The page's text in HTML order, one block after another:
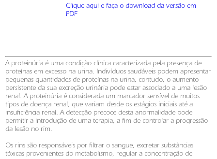
Clique aqui e faça o download da versão em
PDF
A proteinúria é uma condição clínica caracterizada pela presença de
proteínas em excesso na urina. Indivíduos saudáveis podem apresentar
pequenas quantidades de proteínas na urina, contudo, o aumento
persistente da sua excreção urinária pode estar associado a uma lesão
renal. A proteinúria é considerada um marcador sensível de muitos
tipos de doença renal, que variam desde os estágios iniciais até a
insuficiência renal. A detecção precoce desta anormalidade pode
permitir a introdução de uma terapia, a fim de controlar a progressão
da lesão no rim.
Os rins são responsáveis por filtrar o sangue, excretar substâncias
tóxicas provenientes do metabolismo, regular a concentração de